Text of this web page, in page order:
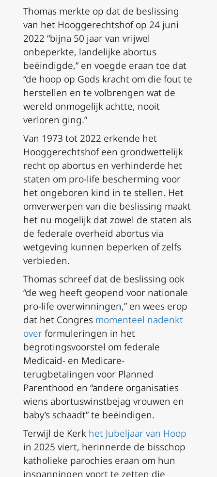
Thomas merkte op dat de beslissing
van het Hooggerechtshof op 24 juni
2022 “bijna 50 jaar van vrijwel
onbeperkte, landelijke abortus
beëindigde,” en voegde eraan toe dat
“de hoop op Gods kracht om die fout te
herstellen en te volbrengen wat de
wereld onmogelijk achtte, nooit
verloren ging.”
Van 1973 tot 2022 erkende het
Hooggerechtshof een grondwettelijk
recht op abortus en verhinderde het
staten om pro-life bescherming voor
het ongeboren kind in te stellen. Het
omverwerpen van die beslissing maakt
het nu mogelijk dat zowel de staten als
de federale overheid abortus via
wetgeving kunnen beperken of zelfs
verbieden.
Thomas schreef dat de beslissing ook
“de weg heeft geopend voor nationale
pro-life overwinningen,” en wees erop
dat het Congres momenteel nadenkt
overformuleringen in het
begrotingsvoorstel om federale
Medicaid- en Medicare-
terugbetalingen voor Planned
Parenthood en “andere organisaties
wiens abortuswinstbejag vrouwen en
baby’s schaadt” te beëindigen.
Terwijl de Kerk het Jubeljaar van Hoop
in 2025 viert, herinnerde de bisschop
katholieke parochies eraan om hun
inspanningen voort te zetten die